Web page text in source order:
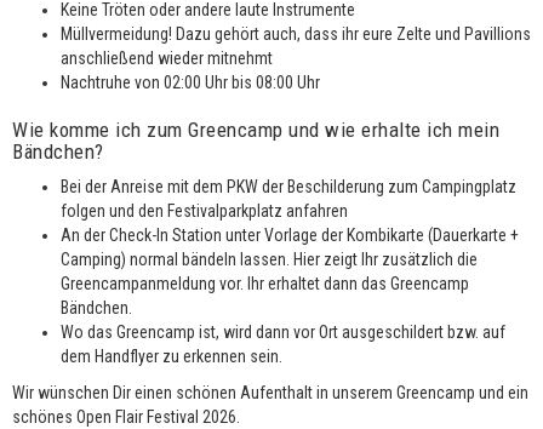
Keine Tröten oder andere laute Instrumente
Müllvermeidung! Dazu gehört auch, dass ihr eure Zelte und Pavillions
anschließend wieder mitnehmt
Nachtruhe von 02:00 Uhr bis 08:00 Uhr
Wie komme ich zum Greencamp und wie erhalte ich mein
Bändchen?
Bei der Anreise mit dem PKW der Beschilderung zum Campingplatz
folgen und den Festivalparkplatz anfahren
An der Check-In Station unter Vorlage der Kombikarte (Dauerkarte +
Camping) normal bändeln lassen. Hier zeigt Ihr zusätzlich die
Greencampanmeldung vor. Ihr erhaltet dann das Greencamp
Bändchen.
Wo das Greencamp ist, wird dann vor Ort ausgeschildert bzw. auf
dem Handflyer zu erkennen sein.
Wir wünschen Dir einen schönen Aufenthalt in unserem Greencamp und ein
schönes Open Flair Festival 2026.